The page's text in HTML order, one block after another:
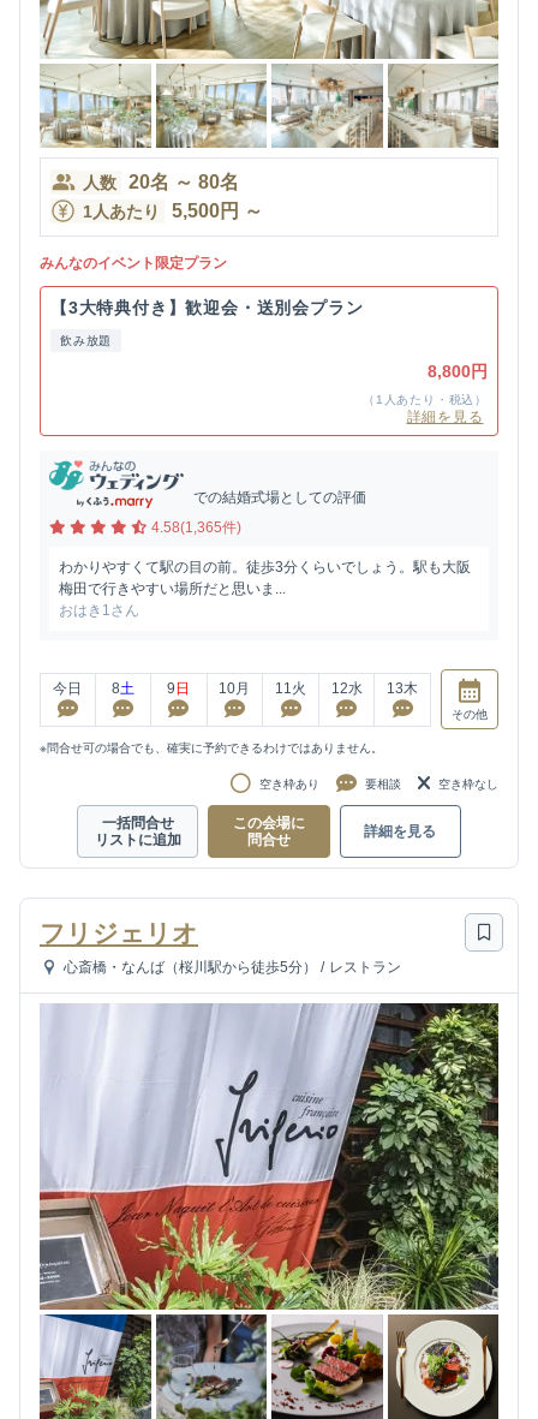
人数 20名 ～ 80名
1人あたり 5,500円 ～
みんなのイベント限定プラン
【3大特典付き】歓迎会・送別会プラン
飲み放題
8,800円
（1人あたり・税込）
詳細を見る
での結婚式場としての評価
4.58(1,365件)
わかりやすくて駅の目の前。徒歩3分くらいでしょう。駅も大阪
梅田で行きやすい場所だと思いま...
おはき1さん
今日 8土 9 日 10月 11 火 12水 13木
その他
※問合せ可の場合でも、確実に予約できるわけではありません。
空き枠あり 要相談 空き枠なし
一括問合せ
リストに追加
この会場に
問合せ
詳細を見る
フリジェリオ
心斎橋・なんば（桜川駅から徒歩5分） / レストラン